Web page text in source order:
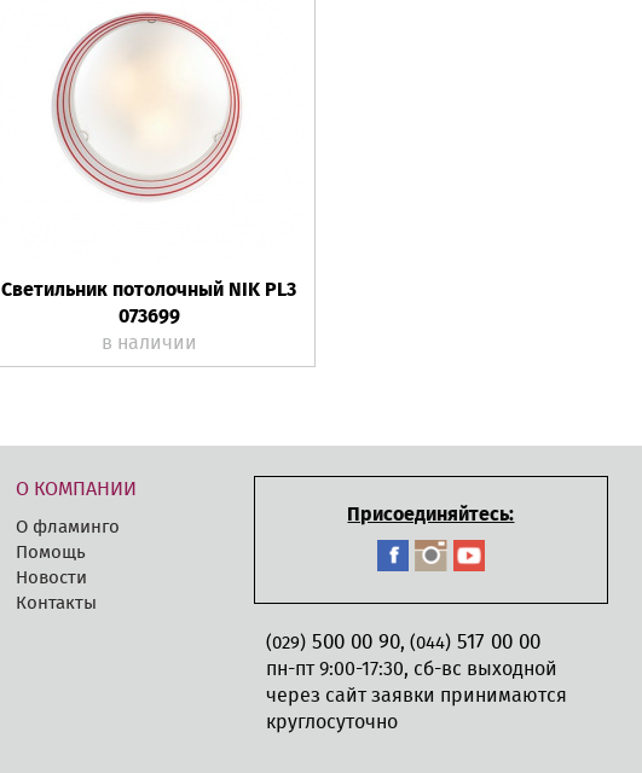
Светильник потолочный NIK PL3
073699
в наличии
О КОМПАНИИ
О фламинго
Помощь
Новости
Контакты
Присоединяйтесь:
(029)500 00 90, (044)517 00 00
пн-пт 9:00-17:30, сб-вс выходной
через сайт заявки принимаются
круглосуточно